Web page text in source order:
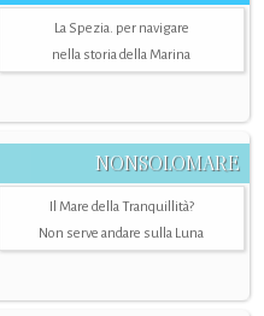
La Spezia. per navigare
nella storia della Marina
NONSOLOMARE
Il Mare della Tranquillità?
Non serve andare sulla Luna